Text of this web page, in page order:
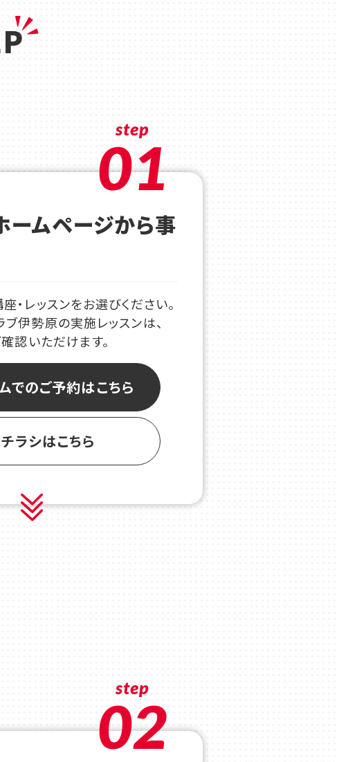
step
01
ームページから事
・レッスンをお選びください。
伊勢原の実施レッスンは、
認いただけます。
でのご予約はこちら
ラシはこちら
step
02